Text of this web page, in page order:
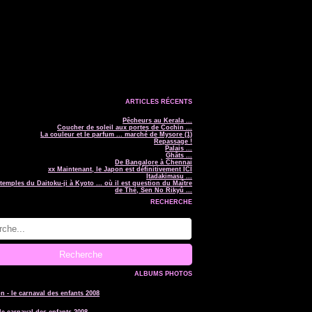
ARTICLES RÉCENTS
Pêcheurs au Kerala ...
Coucher de soleil aux portes de Cochin ...
La couleur et le parfum ... marché de Mysore (1)
Repassage !
Palais ...
Ghâts ...
De Bangalore à Chennai
xx Maintenant, le Japon est définitivement ICI
Itadakimasu ...
temples du Daitoku-ji à Kyoto ... où il est question du Maître
de Thé, Sen No Rikyû ...
RECHERCHE
ALBUMS PHOTOS